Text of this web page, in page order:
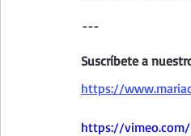
---
Suscríbete a
https://
https://